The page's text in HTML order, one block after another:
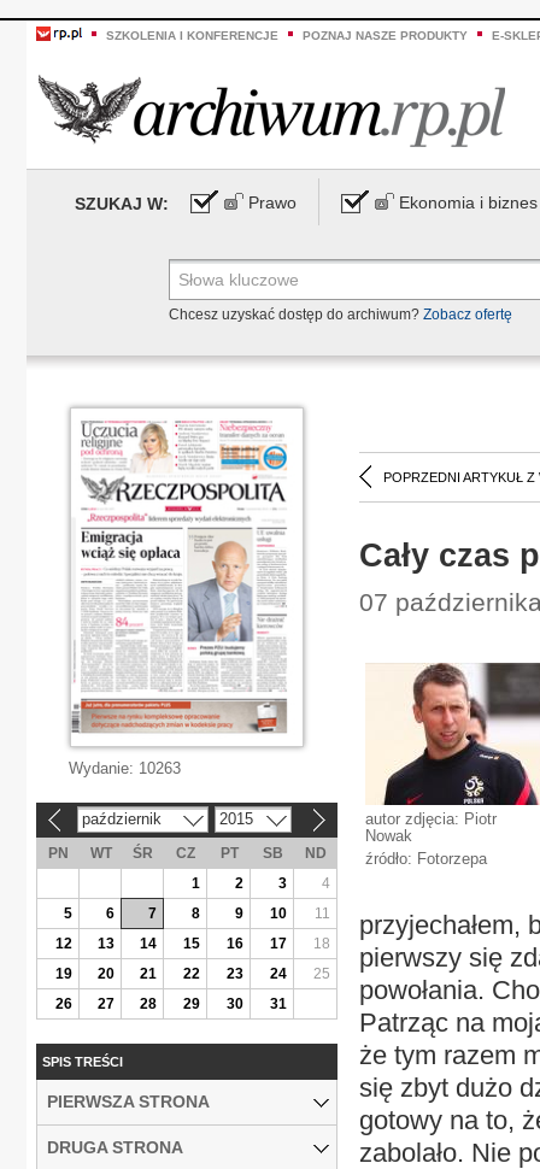
SZKOLENIA I KONFERENCJE POZNAJ NASZE PRODUKTY E-
SZUKAJ W: Prawo Ekonomia i biznes
Chcesz uzyskać dostęp do archiwum? Zobacz ofertę
POPRZEDNI ARTYKUŁ Z
Cały czas
07
autor zdjęcia: Piotr
Nowak
źródło: Fotorzepa
przyjechałem,
pierwszy się
powołania.
Patrząc na
że tym razem
się zbyt dużo
gotowy na to,
zabolało. Nie
Wydanie: 10263
październik 2015
PN WT ŚR CZ PT SB
ND
1
2 3
4
5
6 7 8 9 10
11
12
13 14 15 16 17
18
19
20 21 22 23 24
25
26
27 28 29 30 31
SPIS TREŚCI
PIERWSZA STRONA
DRUGA STRONA